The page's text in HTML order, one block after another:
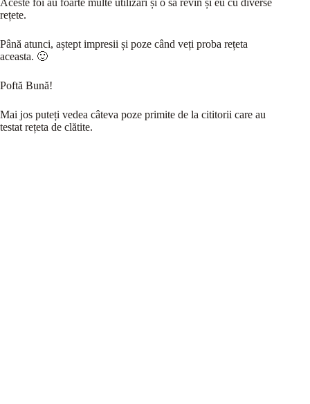
Aceste foi au foarte multe utilizări și o să revin și eu cu diverse
rețete.
Până atunci, aștept impresii și poze când veți proba rețeta
aceasta. 🙂
Poftă Bună!
Mai jos puteți vedea câteva poze primite de la cititorii care au
testat rețeta de clătite.